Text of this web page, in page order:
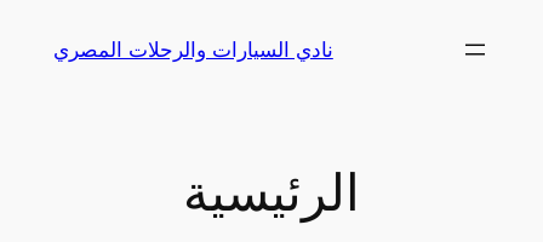
نادي السيارات والرحلات المصري
الرئيسية